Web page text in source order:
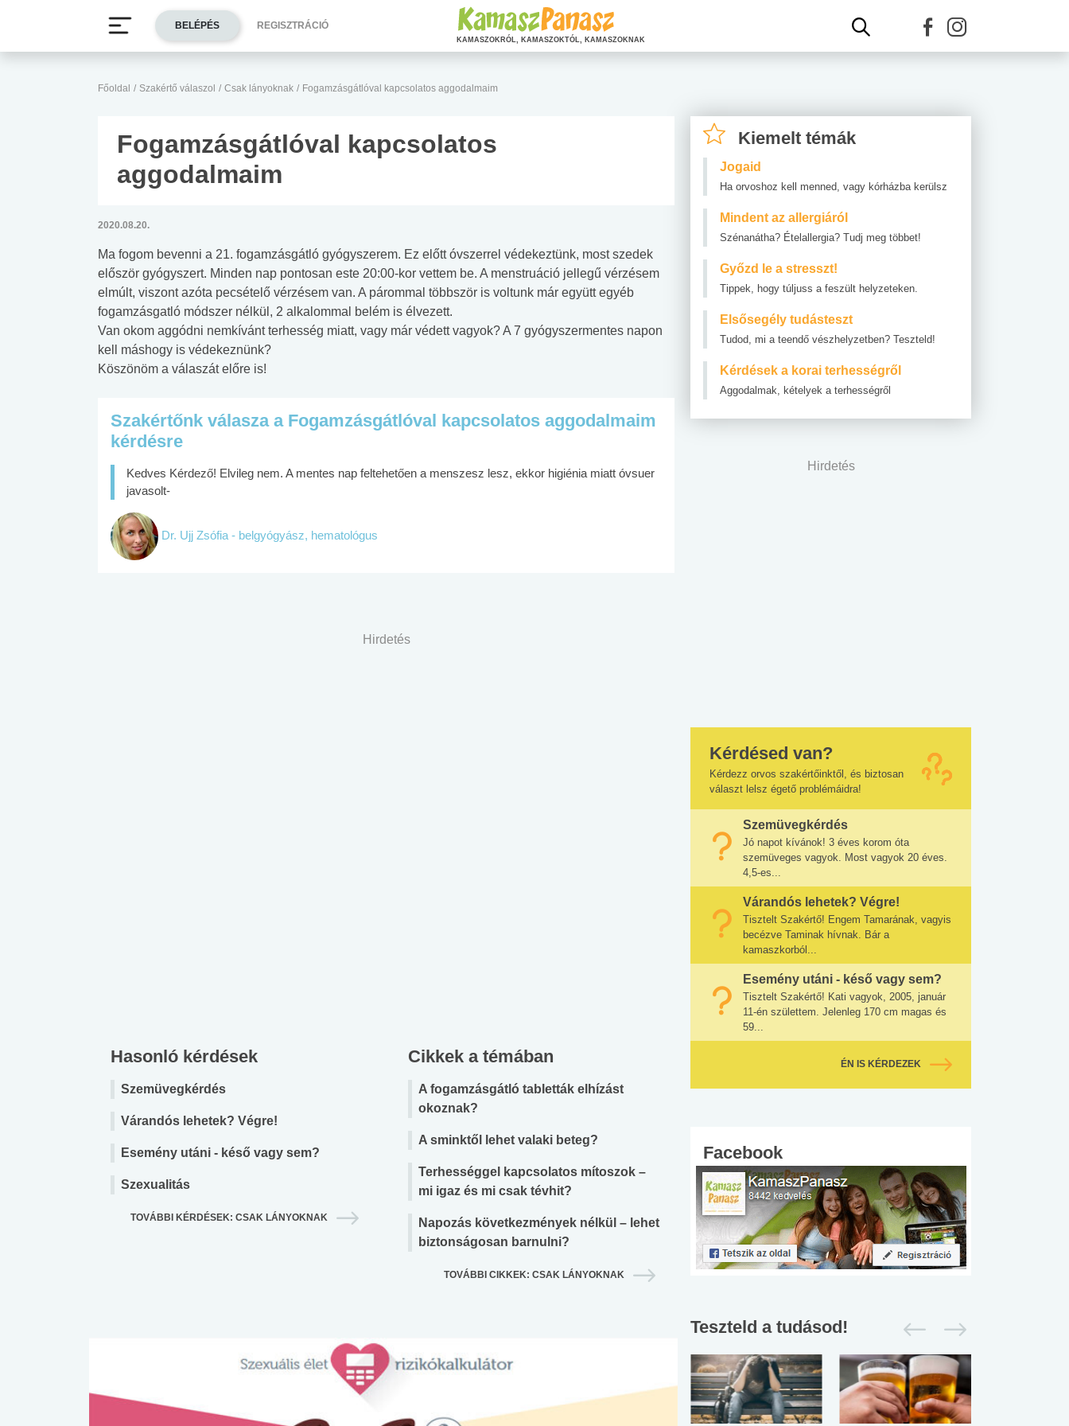
Főoldal / Szakértő válaszol / Csak lányoknak / Fogamzásgátlóval kapcsolatos aggodalmaim
Fogamzásgátlóval kapcsolatos
aggodalmaim
2020.08.20.
Ma fogom bevenni a 21. fogamzásgátló gyógyszerem. Ez előtt óvszerrel védekeztünk, most szedek
először gyógyszert. Minden nap pontosan este 20:00-kor vettem be. A menstruáció jellegű vérzésem
elmúlt, viszont azóta pecsételő vérzésem van. A párommal többször is voltunk már együtt egyéb
fogamzásgatló módszer nélkül, 2 alkalommal belém is élvezett.
Van okom aggódni nemkívánt terhesség miatt, vagy már védett vagyok? A 7 gyógyszermentes napon
kell máshogy is védekeznünk?
Köszönöm a válaszát előre is!
Szakértőnk válasza a Fogamzásgátlóval kapcsolatos aggodalmaim
kérdésre
Kedves Kérdező! Elvileg nem. A mentes nap feltehetően a menszesz lesz, ekkor higiénia miatt óvsuer
javasolt-
Dr. Ujj Zsófia - belgyógyász, hematológus
Hirdetés
Hasonló kérdések
Szemüvegkérdés
Várandós lehetek? Végre!
Esemény utáni - késő vagy sem?
Szexualitás
TOVÁBBI KÉRDÉSEK: CSAK LÁNYOKNAK
Cikkek a témában
A fogamzásgátló tabletták elhízást
okoznak?
A sminktől lehet valaki beteg?
Terhességgel kapcsolatos mítoszok –
mi igaz és mi csak tévhit?
Napozás következmények nélkül – lehet
biztonságosan barnulni?
TOVÁBBI CIKKEK: CSAK LÁNYOKNAK
Kiemelt témák
Jogaid
Ha orvoshoz kell menned, vagy kórházba kerülsz
Mindent az allergiáról
Szénanátha? Ételallergia? Tudj meg többet!
Győzd le a stresszt!
Tippek, hogy túljuss a feszült helyzeteken.
Elsősegély tudásteszt
Tudod, mi a teendő vészhelyzetben? Teszteld!
Kérdések a korai terhességről
Aggodalmak, kételyek a terhességről
Hirdetés
Kérdésed van?
Kérdezz orvos szakértőinktől, és biztosan
választ lelsz égető problémáidra!
Szemüvegkérdés
Jó napot kívánok! 3 éves korom óta
szemüveges vagyok. Most vagyok 20 éves.
4,5-es...
Várandós lehetek? Végre!
Tisztelt Szakértő! Engem Tamarának, vagyis
becézve Taminak hívnak. Bár a
kamaszkorból...
Esemény utáni - késő vagy sem?
Tisztelt Szakértő! Kati vagyok, 2005, január
11-én születtem. Jelenleg 170 cm magas és
59...
ÉN IS KÉRDEZEK
Facebook
Teszteld a tudásod!
BELÉPÉS REGISZTRÁCIÓ
KAMASZOKRÓL, KAMASZOKTÓL, KAMASZOKNAK